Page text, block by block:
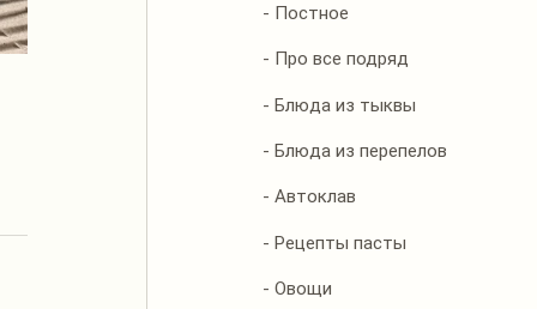
- Постное
- Про все подряд
- Блюда из тыквы
- Блюда из перепелов
- Автоклав
- Рецепты пасты
- Овощи